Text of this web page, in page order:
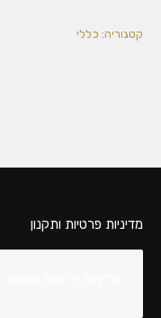
קטגוריה: כללי
מדיניות פרטיות ותקנון